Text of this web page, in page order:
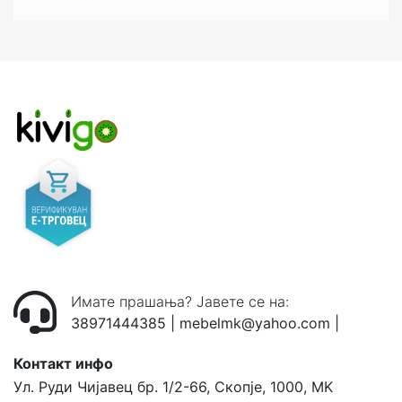
Имате прашања? Јавете се на:
38971444385
mebelmk@yahoo.com
Контакт инфо
Ул. Руди Чијавец бр. 1/2-66, Скопје, 1000, MK